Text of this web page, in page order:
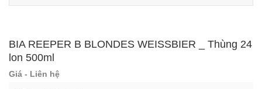
BIA REEPER B BLONDES WEISSBIER _ Thùng 24
lon 500ml
Giá - Liên hệ